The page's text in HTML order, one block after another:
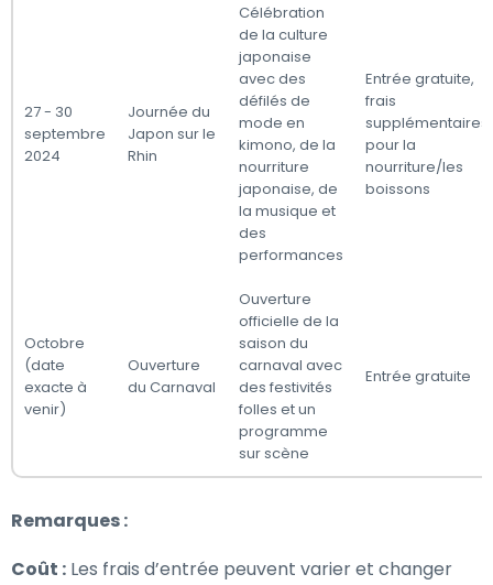
27 - 30
septembre
2024
Journée du
Japon sur le
Rhin
Célébration
de la culture
japonaise
avec des
défilés de
mode en
kimono, de la
nourriture
japonaise, de
la musique et
des
performances
Entrée gratuite,
frais
supplémentaires
pour la
nourriture/les
boissons
Octobre
(date
exacte à
venir)
Ouverture
du Carnaval
Ouverture
officielle de la
saison du
carnaval avec
des festivités
folles et un
programme
sur scène
Entrée gratuite
Remarques :
Coût : Les frais d’entrée peuvent varier et changer